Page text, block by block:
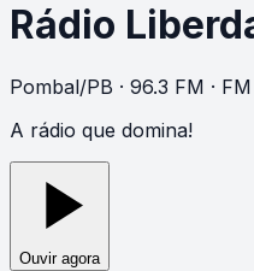
Rádio
Pombal/PB · 96.3 FM · FM
A rádio que domina!
Ouvir agora